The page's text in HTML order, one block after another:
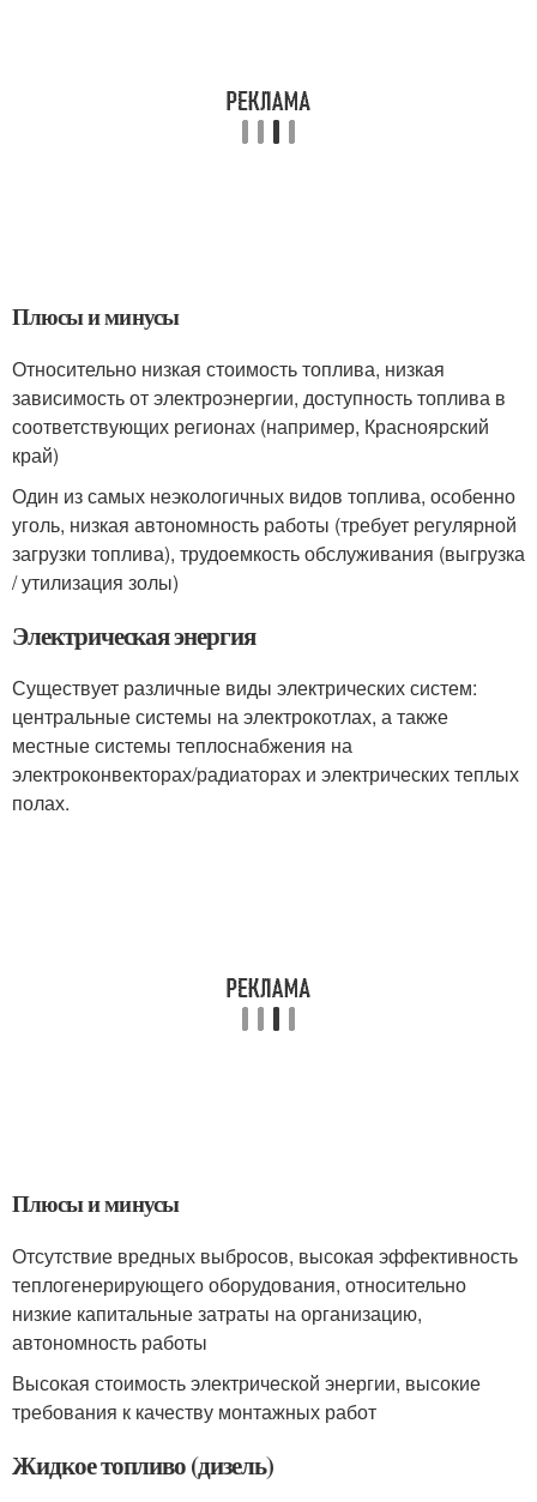
Плюсы и минусы
Относительно низкая стоимость топлива, низкая
зависимость от электроэнергии, доступность топлива в
соответствующих регионах (например, Красноярский
край)
Один из самых неэкологичных видов топлива, особенно
уголь, низкая автономность работы (требует регулярной
загрузки топлива), трудоемкость обслуживания (выгрузка
/ утилизация золы)
Электрическая энергия
Существует различные виды электрических систем:
центральные системы на электрокотлах, а также
местные системы теплоснабжения на
электроконвекторах/радиаторах и электрических теплых
полах.
Плюсы и минусы
Отсутствие вредных выбросов, высокая эффективность
теплогенерирующего оборудования, относительно
низкие капитальные затраты на организацию,
автономность работы
Высокая стоимость электрической энергии, высокие
требования к качеству монтажных работ
Жидкое топливо (дизель)